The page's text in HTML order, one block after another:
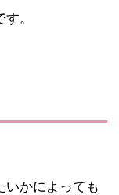
。
いかによっても